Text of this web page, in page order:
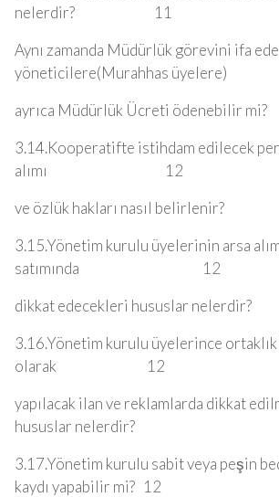
nelerdir? 11
Aynı zamanda Müdürlük görevini ifa
yöneticilere(Murahhas üyelere)
ayrıca Müdürlük Ücreti ödenebilir mi?
3.14.Kooperatifte istihdam edilecek
alımı 12
ve özlük hakları nasıl belirlenir?
3.15.Yönetim kurulu üyelerinin arsa
satımında 12
dikkat edecekleri hususlar nelerdir?
3.16.Yönetim kurulu üyelerince
olarak 12
yapılacak ilan ve reklamlarda dikkat
hususlar nelerdir?
3.17.Yönetim kurulu sabit veya peşin
kaydı yapabilir mi? 12